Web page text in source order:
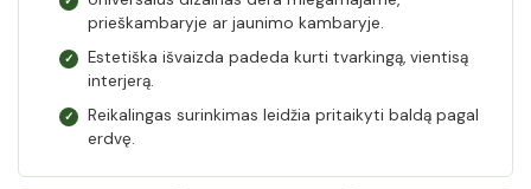
prieškambaryje ar jaunimo kambaryje.
✓
Estetiška išvaizda padeda kurti tvarkingą, vientisą
interjerą.
✓
Reikalingas surinkimas leidžia pritaikyti baldą pagal
erdvę.